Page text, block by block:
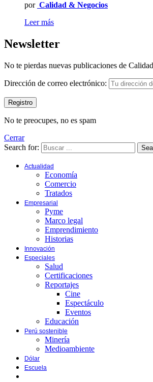
por Calidad & Negocios
Leer más
Newsletter
No te pierdas nuevas publicaciones de
Dirección de correo electrónico:
No te preocupes, no es spam
Cerrar
Search for:
Actualidad
Economía
Comercio
Tratados
Empresarial
Pyme
Marco legal
Emprendimiento
Historias
Innovación
Especiales
Salud
Certificaciones
Reportajes
Cine
Espectáculo
Eventos
Educación
Perú sostenible
Minería
Medioambiente
Dólar
Escuela